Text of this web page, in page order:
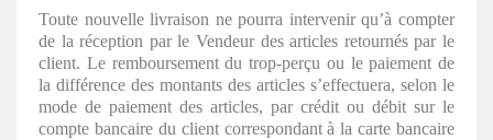
Toute nouvelle livraison ne pourra intervenir qu’à compter
de la réception par le Vendeur des articles retournés par le
client. Le remboursement du trop-perçu ou le paiement de
la différence des montants des articles s’effectuera, selon le
mode de paiement des articles, par crédit ou débit sur le
compte bancaire du client correspondant à la carte bancaire